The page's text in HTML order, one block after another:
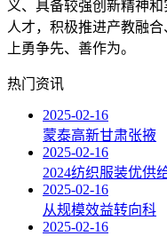
义、具备较强创新精神
人才，积极推进产教融
上勇争先、善作为。
热门资讯
2025-02-16
蒙泰高新甘肃张掖
2025-02-16
2024纺织服装优供
2025-02-16
从规模效益转向科
2025-02-16